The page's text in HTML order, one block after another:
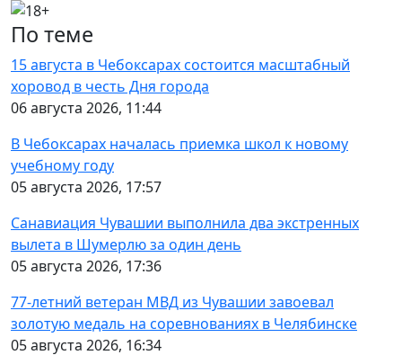
По теме
15 августа в Чебоксарах состоится масштабный
хоровод в честь Дня города
06 августа 2026, 11:44
В Чебоксарах началась приемка школ к новому
учебному году
05 августа 2026, 17:57
Санавиация Чувашии выполнила два экстренных
вылета в Шумерлю за один день
05 августа 2026, 17:36
77-летний ветеран МВД из Чувашии завоевал
золотую медаль на соревнованиях в Челябинске
05 августа 2026, 16:34